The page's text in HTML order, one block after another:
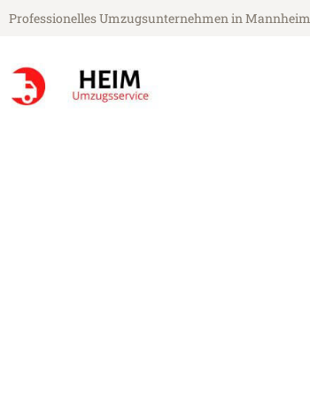
Professionelles Umzugsunternehmen in Mannheim